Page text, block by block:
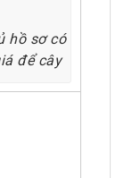
hồ sơ có
để cây